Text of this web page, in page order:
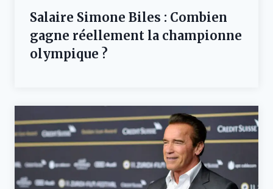
Salaire Simone Biles : Combien
gagne réellement la championne
olympique ?